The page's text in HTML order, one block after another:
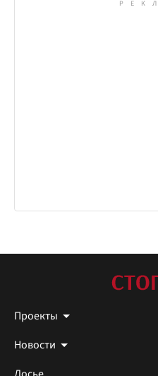
Проекты
Новости